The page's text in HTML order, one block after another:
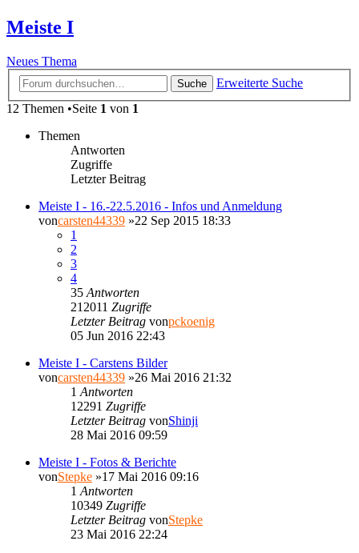
Meiste I
Neues Thema
Suche
Erweiterte Suche
12 Themen •Seite 1 von 1
Themen
Antworten
Zugriffe
Letzter Beitrag
Meiste I - 16.-22.5.2016 - Infos und Anmeldung
voncarsten44339 »22 Sep 2015 18:33
1
2
3
4
35 Antworten
212011 Zugriffe
Letzter Beitrag vonpckoenig
05 Jun 2016 22:43
Meiste I - Carstens Bilder
voncarsten44339 »26 Mai 2016 21:32
1 Antworten
12291 Zugriffe
Letzter Beitrag vonShinji
28 Mai 2016 09:59
Meiste I - Fotos & Berichte
vonStepke »17 Mai 2016 09:16
1 Antworten
10349 Zugriffe
Letzter Beitrag vonStepke
23 Mai 2016 22:24